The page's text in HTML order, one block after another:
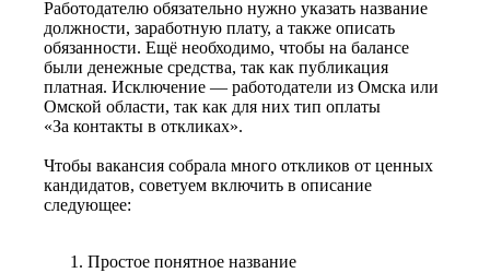
Работодателю обязательно нужно указать название
должности, заработную плату, а также описать
обязанности. Ещё необходимо, чтобы на балансе
были денежные средства, так как публикация
платная. Исключение — работодатели из Омска или
Омской области, так как для них тип оплаты
«За контакты в откликах».
Чтобы вакансия собрала много откликов от ценных
кандидатов, советуем включить в описание
следующее:
Простое понятное название